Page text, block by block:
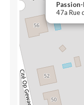
47a Rue